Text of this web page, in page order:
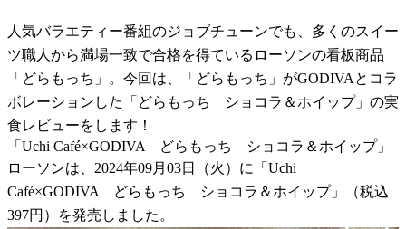
人気バラエティー番組のジョブチューンでも、多くのスイー
ツ職人から満場一致で合格を得ているローソンの看板商品
「どらもっち」。今回は、「どらもっち」がGODIVAとコラ
ボレーションした「どらもっち ショコラ＆ホイップ」の実
食レビューをします！
「Uchi Café×GODIVA どらもっち ショコラ＆ホイップ」
ローソンは、2024年09月03日（火）に「Uchi
Café×GODIVA どらもっち ショコラ＆ホイップ」（税込
397円）を発売しました。